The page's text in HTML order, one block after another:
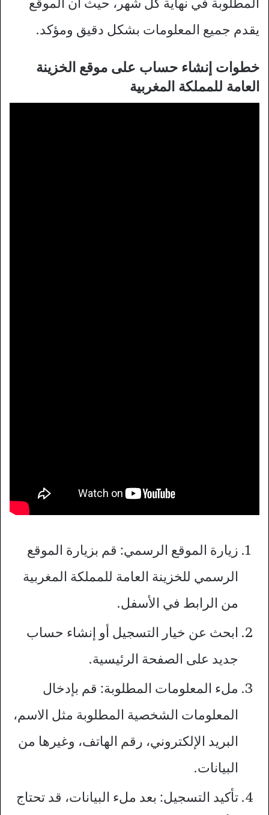
يقدم جميع المعلومات بشكل دقيق ومؤكد.
خطوات إنشاء حساب على موقع الخزينة
العامة للمملكة المغربية
زيارة الموقع الرسمي: قم بزيارة الموقع
الرسمي للخزينة العامة للمملكة المغربية
من الرابط في الأسفل.
ابحث عن خيار التسجيل أو إنشاء حساب
جديد على الصفحة الرئيسية.
ملء المعلومات المطلوبة: قم بإدخال
المعلومات الشخصية المطلوبة مثل الاسم،
البريد الإلكتروني، رقم الهاتف، وغيرها من
البيانات.
تأكيد التسجيل: بعد ملء البيانات، قد تحتاج